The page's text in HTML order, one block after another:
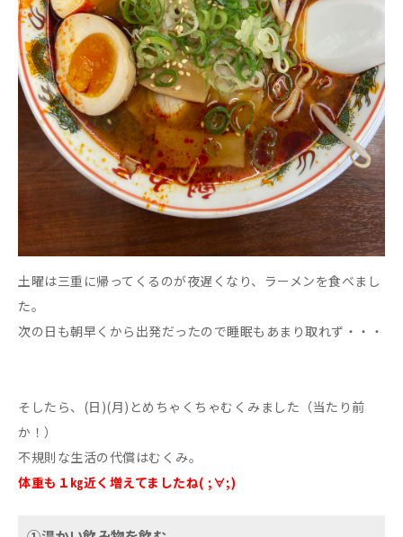
土曜は三重に帰ってくるのが夜遅くなり、ラーメンを食べまし
た。
次の日も朝早くから出発だったので睡眠もあまり取れず・・・
そしたら、(日)(月)とめちゃくちゃむくみました（当たり前
か！）
不規則な生活の代償はむくみ。
体重も１㎏近く増えてましたね( ;∀;)